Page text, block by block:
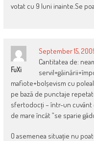
votat cu 9 luni inainte.Se
FuXi
September 15,
Cantitatea de:
mafiote+bolșevism cu
pe bază de punctaje
sfertodocți – într-un cuvânt
de mare încât ”se sparie
O asemenea situație nu